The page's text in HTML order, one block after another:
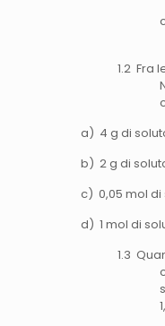
1.2 Fra
a) 4 g di
b) 2 g di
c) 0,05 mol di
d) 1 mol di
1.3